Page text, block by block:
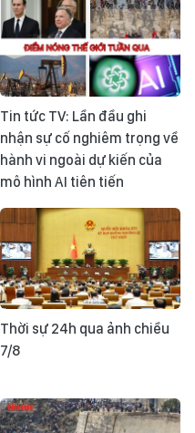
Tin tức TV: Lần đầu ghi
nhận sự cố nghiêm trọng về
hành vi ngoài dự kiến của
mô hình AI tiên tiến
Thời sự 24h qua ảnh chiều
7/8